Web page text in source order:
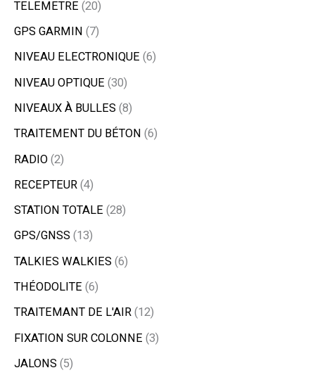
TELEMETRE 20
GPS GARMIN 7
NIVEAU ELECTRONIQUE 6
NIVEAU OPTIQUE 30
NIVEAUX À BULLES 8
TRAITEMENT DU BÉTON
6
RADIO 2
RECEPTEUR 4
STATION TOTALE 28
GPS/GNSS 13
TALKIES WALKIES 6
THÉODOLITE 6
TRAITEMANT DE L'AIR 12
FIXATION SUR COLONNE 3
JALONS 5